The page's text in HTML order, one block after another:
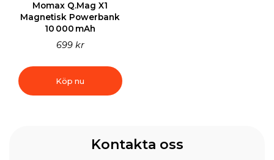
Momax Q.Mag X1
Magnetisk Powerbank
10 000 mAh
699 kr
Köp nu
Kontakta oss